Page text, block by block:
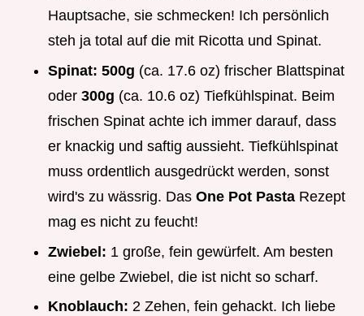
Hauptsache, sie schmecken! Ich persönlich
steh ja total auf die mit Ricotta und Spinat.
Spinat: 500g (ca. 17.6 oz) frischer Blattspinat
oder 300g (ca. 10.6 oz) Tiefkühlspinat. Beim
frischen Spinat achte ich immer darauf, dass
er knackig und saftig aussieht. Tiefkühlspinat
muss ordentlich ausgedrückt werden, sonst
wird's zu wässrig. Das One Pot Pasta Rezept
mag es nicht zu feucht!
Zwiebel: 1 große, fein gewürfelt. Am besten
eine gelbe Zwiebel, die ist nicht so scharf.
Knoblauch: 2 Zehen, fein gehackt. Ich liebe